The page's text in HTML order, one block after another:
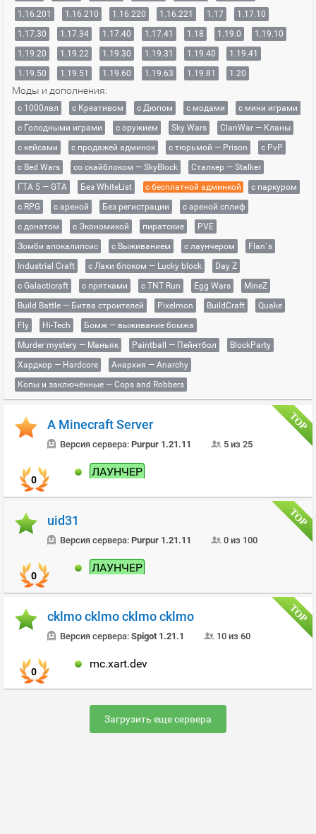
1.16.201
1.16.210 1.16.220 1.16.221 1.17
1.17.10
1.17.30
1.17.34 1.17.40 1.17.41 1.18 1.19.0
1.19.10
1.19.20
1.19.22 1.19.30 1.19.31 1.19.40
1.19.41
1.19.50
1.19.51 1.19.60 1.19.63 1.19.81 1.20
Моды и дополнения:
с 1000лвл c Креативом с Дюпом с модами
с мини играми
с Голодными играми
с оружием Sky Wars
ClanWar — Кланы
с кейсами
с продажей админок с тюрьмой — Prison
с PvP
с Bed Wars
со скайблоком — SkyBlock
Сталкер — Stalker
ГТА 5 — GTA
Без WhiteList с бесплатной админкой
с паркуром
с RPG
с ареной Без регистрации
с ареной сплиф
с донатом
с Экономикой пиратские
PVE
Зомби апокалипсис
с Выживанием с лаунчером
Flan`s
Industrial Craft
с Лаки блоком — Lucky block
Day Z
с Galacticraft
с прятками с TNT Run Egg Wars
MineZ
Build Battle — Битва строителей
Pixelmon BuildCraft
Quake
Fly
Hi-Tech
Бомж — выживание бомжа
Murder mystery — Маньяк
Paintball — Пейнтбол
BlockParty
Хардкор — Hardcore
Анархия — Anarchy
Копы и заключённые — Cops and Robbers
A Minecraft Server
Версия сервера: Purpur 1.21.11 5 из 25
0
ЛАУНЧЕР
uid31
Версия сервера: Purpur 1.21.11 0 из 100
0
ЛАУНЧЕР
cklmo cklmo cklmo cklmo
Версия сервера: Spigot 1.21.1 10 из 60
0
mc.xart.dev
Загрузить еще сервера